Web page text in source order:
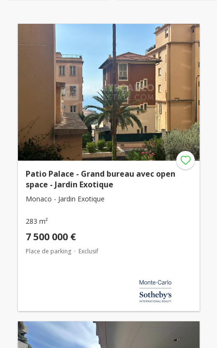
Patio Palace - Grand bureau avec open
space - Jardin Exotique
Monaco - Jardin Exotique
283 m²
7 500 000 €
Place de parking Exclusif